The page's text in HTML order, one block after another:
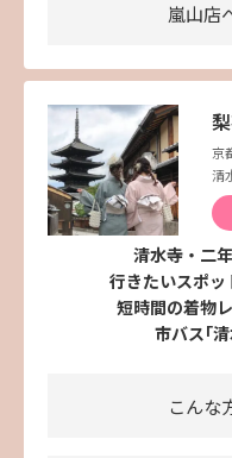
嵐山店
京
清
清水寺・二
行きたいスポッ
短時間の着物
市バス｢
こんな